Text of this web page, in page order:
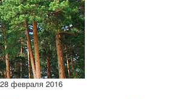
28 февраля 2016